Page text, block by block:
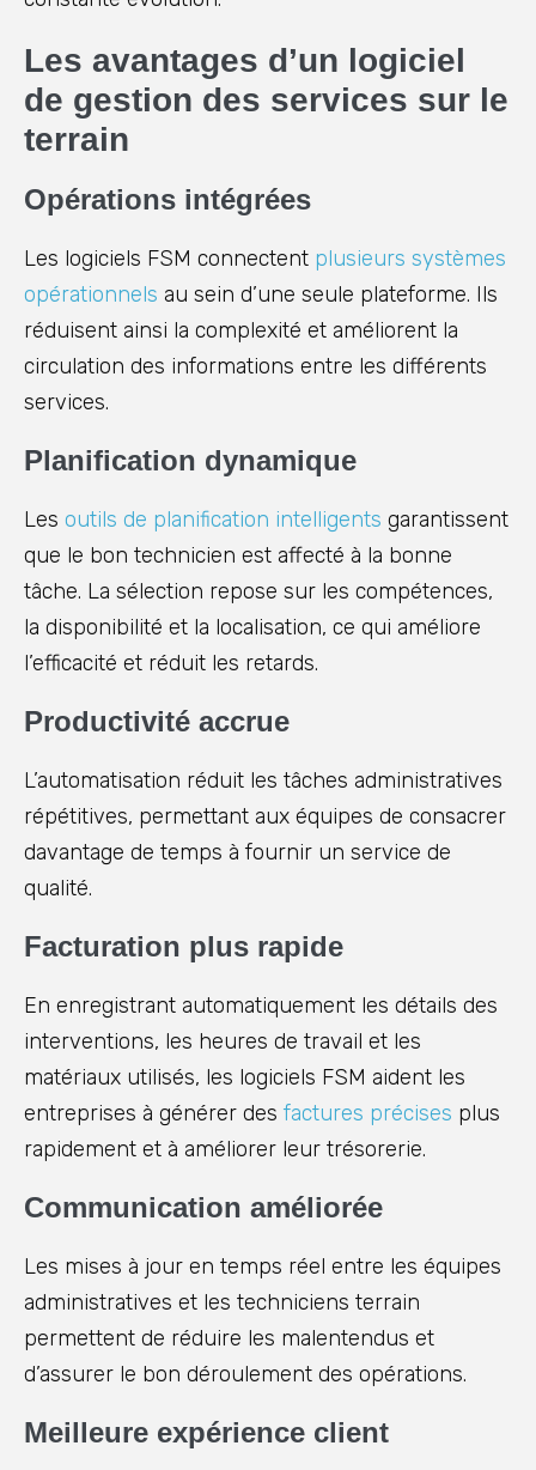
Les avantages d’un logiciel
de gestion des services sur le
terrain
Opérations intégrées
Les logiciels FSM connectent plusieurs systèmes
opérationnels au sein d’une seule plateforme. Ils
réduisent ainsi la complexité et améliorent la
circulation des informations entre les différents
services.
Planification dynamique
Les outils de planification intelligents garantissent
que le bon technicien est affecté à la bonne
tâche. La sélection repose sur les compétences,
la disponibilité et la localisation, ce qui améliore
l’efficacité et réduit les retards.
Productivité accrue
L’automatisation réduit les tâches administratives
répétitives, permettant aux équipes de consacrer
davantage de temps à fournir un service de
qualité.
Facturation plus rapide
En enregistrant automatiquement les détails des
interventions, les heures de travail et les
matériaux utilisés, les logiciels FSM aident les
entreprises à générer des factures précises plus
rapidement et à améliorer leur trésorerie.
Communication améliorée
Les mises à jour en temps réel entre les équipes
administratives et les techniciens terrain
permettent de réduire les malentendus et
d’assurer le bon déroulement des opérations.
Meilleure expérience client